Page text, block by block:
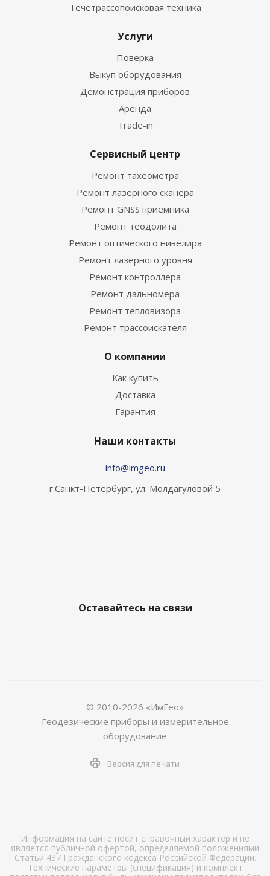
Течетрассопоисковая техника
Услуги
Поверка
Выкуп оборудования
Демонстрация приборов
Аренда
Trade-in
Сервисный центр
Ремонт тахеометра
Ремонт лазерного сканера
Ремонт GNSS приемника
Ремонт теодолита
Ремонт оптического нивелира
Ремонт лазерного уровня
Ремонт контроллера
Ремонт дальномера
Ремонт тепловизора
Ремонт трассоискателя
О компании
Как купить
Доставка
Гарантия
Наши контакты
info@imgeo.ru
г.Санкт-Петербург, ул. Молдагуловой 5
Оставайтесь на связи
© 2010-2026 «ИмГео»
Геодезические приборы и измерительное
оборудование
Версия для печати
Информация на сайте носит справочный характер и не
является публичной офертой, определяемой положениями
Статьи 437 Гражданского кодекса Российской Федерации.
Технические параметры (спецификация) и комплект